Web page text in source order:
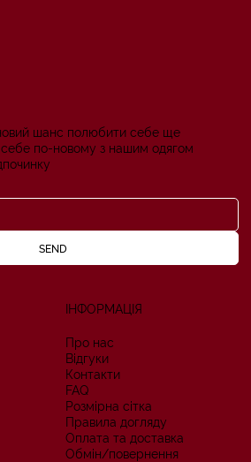
ІНФОРМАЦІЯ
Про нас
Відгуки
Контакти
FAQ
Розмірна сітка
Правила догляду
Оплата та доставка
Обмін/повернення
шанс полюбити себе ще
себе по-новому з нашим одягом
SEND